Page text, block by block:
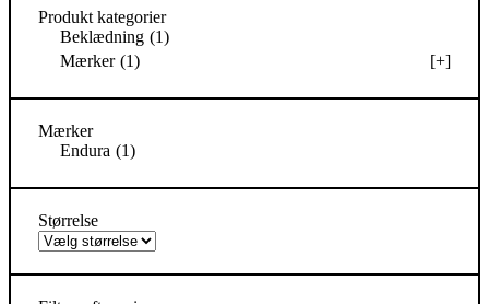
Produkt kategorier
Beklædning (1)
Mærker (1) [+]
Mærker
Endura (1)
Størrelse